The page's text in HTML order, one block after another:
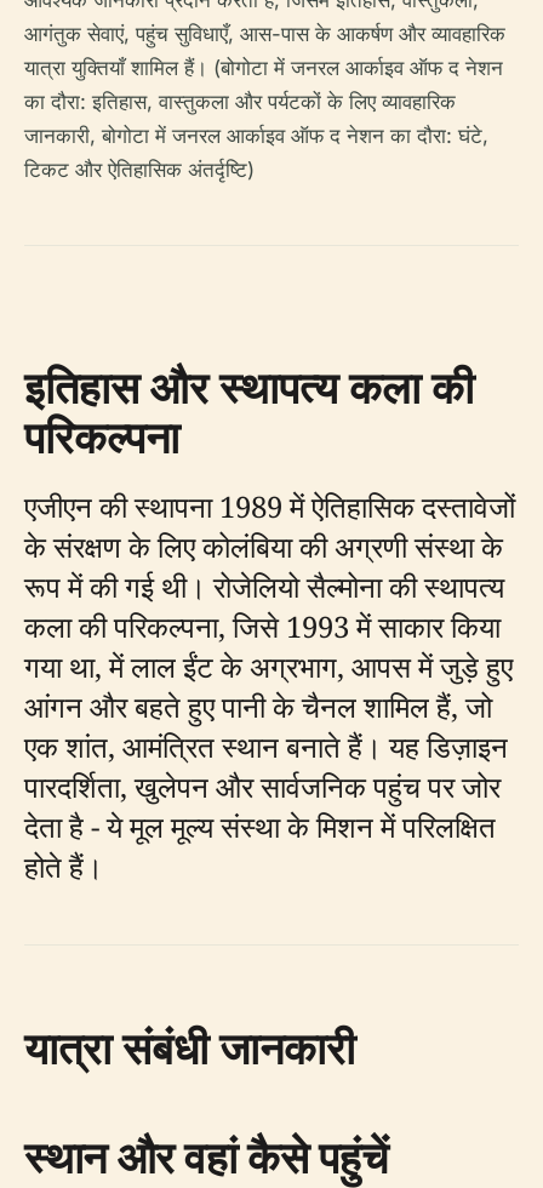
आगंतुक सेवाएं, पहुंच सुविधाएँ, आस-पास के आकर्षण और व्यावहारिक
यात्रा युक्तियाँ शामिल हैं। (बोगोटा में जनरल आर्काइव ऑफ द नेशन
का दौरा: इतिहास, वास्तुकला और पर्यटकों के लिए व्यावहारिक
जानकारी, बोगोटा में जनरल आर्काइव ऑफ द नेशन का दौरा: घंटे,
टिकट और ऐतिहासिक अंतर्दृष्टि)
इतिहास और स्थापत्य कला की
परिकल्पना
एजीएन की स्थापना 1989 में ऐतिहासिक दस्तावेजों
के संरक्षण के लिए कोलंबिया की अग्रणी संस्था के
रूप में की गई थी। रोजेलियो सैल्मोना की स्थापत्य
कला की परिकल्पना, जिसे 1993 में साकार किया
गया था, में लाल ईंट के अग्रभाग, आपस में जुड़े हुए
आंगन और बहते हुए पानी के चैनल शामिल हैं, जो
एक शांत, आमंत्रित स्थान बनाते हैं। यह डिज़ाइन
पारदर्शिता, खुलेपन और सार्वजनिक पहुंच पर जोर
देता है - ये मूल मूल्य संस्था के मिशन में परिलक्षित
होते हैं।
यात्रा संबंधी जानकारी
स्थान और वहां कैसे पहुंचें